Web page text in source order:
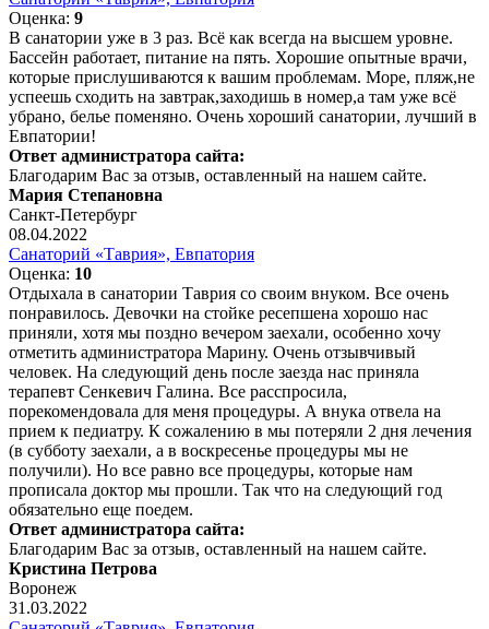
Оценка: 9
В санатории уже в 3 раз. Всё как всегда на высшем уровне.
Бассейн работает, питание на пять. Хорошие опытные врачи,
которые прислушиваются к вашим проблемам. Море, пляж,не
успеешь сходить на завтрак,заходишь в номер,а там уже всё
убрано, белье поменяно. Очень хороший санатории, лучший в
Евпатории!
Ответ администратора сайта:
Благодарим Вас за отзыв, оставленный на нашем сайте.
Мария Степановна
Санкт-Петербург
08.04.2022
Санаторий «Таврия», Евпатория
Оценка: 10
Отдыхала в санатории Таврия со своим внуком. Все очень
понравилось. Девочки на стойке ресепшена хорошо нас
приняли, хотя мы поздно вечером заехали, особенно хочу
отметить администратора Марину. Очень отзывчивый
человек. На следующий день после заезда нас приняла
терапевт Сенкевич Галина. Все расспросила,
порекомендовала для меня процедуры. А внука отвела на
прием к педиатру. К сожалению в мы потеряли 2 дня лечения
(в субботу заехали, а в воскресенье процедуры мы не
получили). Но все равно все процедуры, которые нам
прописала доктор мы прошли. Так что на следующий год
обязательно еще поедем.
Ответ администратора сайта:
Благодарим Вас за отзыв, оставленный на нашем сайте.
Кристина Петрова
Воронеж
31.03.2022